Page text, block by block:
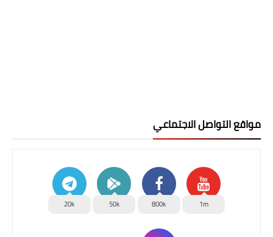
مواقع التواصل الاجتماعي
1m
800k
50k
20k